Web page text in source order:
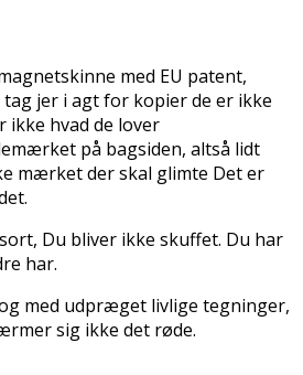
med EU patent,
jer i agt for kopier de er ikke
ikke hvad de lover
på bagsiden, altså lidt
mærket der skal glimte Det er
Du bliver ikke skuffet. Du har
har.
med udpræget livlige tegninger,
sig ikke det røde.